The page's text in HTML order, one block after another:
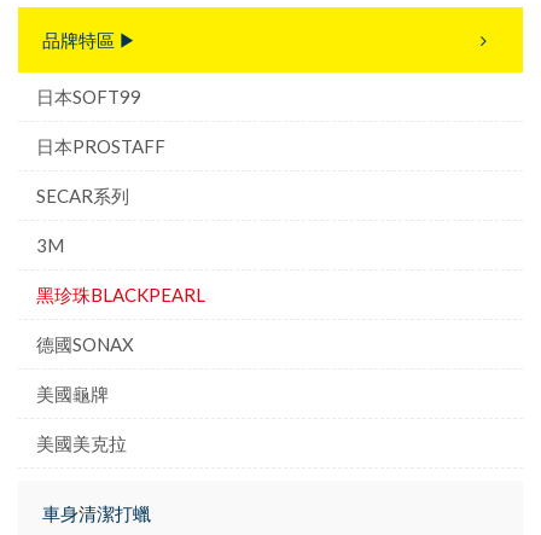
品牌特區 ▶
日本SOFT99
日本PROSTAFF
SECAR系列
3M
黑珍珠BLACKPEARL
德國SONAX
美國龜牌
美國美克拉
車身清潔打蠟